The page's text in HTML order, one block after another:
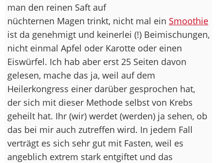
man den reinen Saft auf
nüchternen Magen trinkt, nicht mal ein Smoothie
ist da genehmigt und keinerlei (!) Beimischungen,
nicht einmal Apfel oder Karotte oder einen
Eiswürfel. Ich hab aber erst 25 Seiten davon
gelesen, mache das ja, weil auf dem
Heilerkongress einer darüber gesprochen hat,
der sich mit dieser Methode selbst von Krebs
geheilt hat. Ihr (wir) werdet (werden) ja sehen, ob
das bei mir auch zutreffen wird. In jedem Fall
verträgt es sich sehr gut mit Fasten, weil es
angeblich extrem stark entgiftet und das